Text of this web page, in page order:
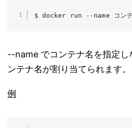
$ docker run --name コンテ
--name でコンテナ名を指定し
ンテナ名が割り当てられます。
例